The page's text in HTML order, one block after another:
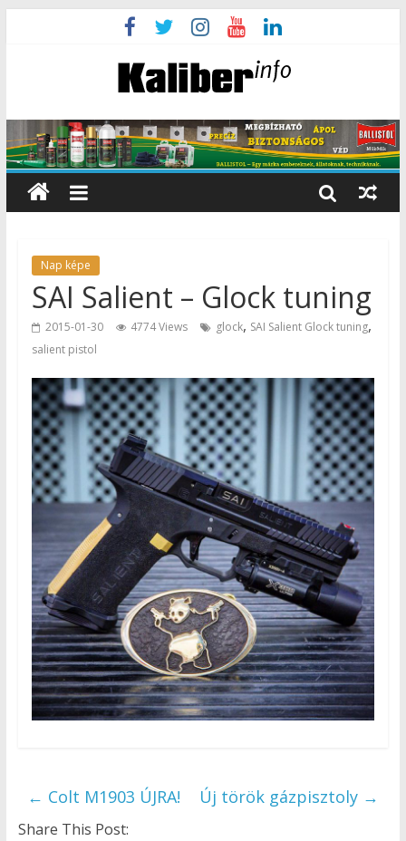
Nap képe
SAI Salient – Glock tuning
2015-01-30 4774 Views glock, SAI Salient Glock tuning,
salient pistol
← Colt M1903 ÚJRA! Új török gázpisztoly →
Share This Post: